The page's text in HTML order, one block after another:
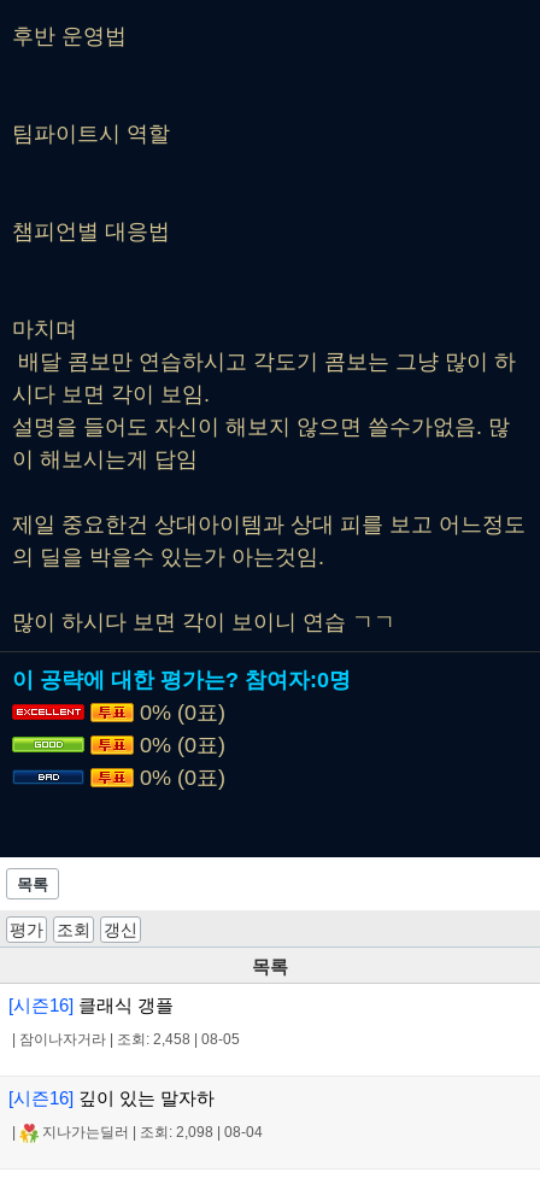
후반 운영법
팀파이트시 역할
챔피언별 대응법
마치며
배달 콤보만 연습하시고 각도기 콤보는 그냥 많이 하
시다 보면 각이 보임.
설명을 들어도 자신이 해보지 않으면 쓸수가없음. 많
이 해보시는게 답임
제일 중요한건 상대아이템과 상대 피를 보고 어느정도
의 딜을 박을수 있는가 아는것임.
많이 하시다 보면 각이 보이니 연습 ㄱㄱ
이 공략에 대한 평가는? 참여자:0명
0% (0표)
0% (0표)
0% (0표)
목록
평가 조회 갱신
목록
[시즌16] 클래식 갱플
잠이나자거라 조회: 2,458 08-05
[시즌16] 깊이 있는 말자하
지나가는딜러 조회: 2,098 08-04